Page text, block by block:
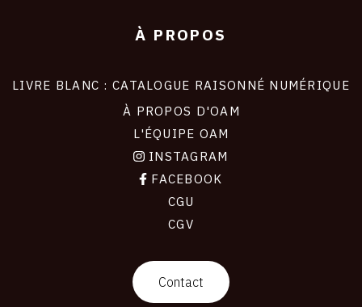
À PROPOS
LIVRE BLANC : CATALOGUE RAISONNÉ NUMÉRIQUE
À PROPOS D'OAM
L'ÉQUIPE OAM
INSTAGRAM
FACEBOOK
CGU
CGV
Contact